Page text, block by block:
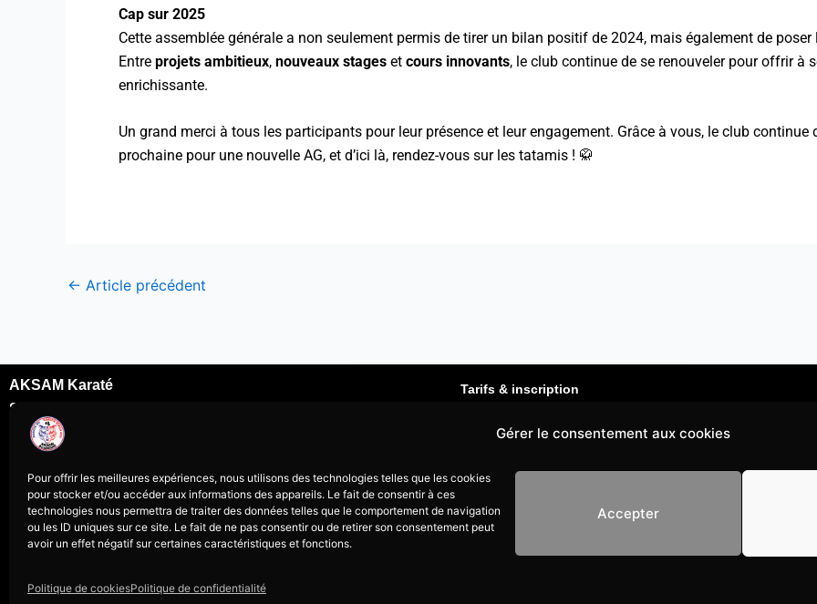
Gérer le consentement aux cookies
Pour offrir les meilleures expériences, nous utilisons des technologies telles que les cookies
pour stocker et/ou accéder aux informations des appareils. Le fait de consentir à ces
technologies nous permettra de traiter des données telles que le comportement de navigation
ou les ID uniques sur ce site. Le fait de ne pas consentir ou de retirer son consentement peut
avoir un effet négatif sur certaines caractéristiques et fonctions.
Accepter
Politique de cookiesPolitique de confidentialité
Cap sur 2025
Cette assemblée générale a non seulement permis de tirer un bilan positif de 2024, mais également de poser
Entre projets ambitieux, nouveaux stages et cours innovants, le club continue de se renouveler pour offrir à
enrichissante.
Un grand merci à tous les participants pour leur présence et leur engagement. Grâce à vous, le club continue
prochaine pour une nouvelle AG, et d’ici là, rendez-vous sur les tatamis ! 🥋
← Article précédent
AKSAM Karaté
Stade de Soisy
Dojo David Douillet
Rue du docteur Schweitzer
95230 Soisy sous Montmorency
karatesoisy95@gmail.com
07 69 24 09 69
Tarifs & inscription
Le professeur de Karaté MMA
Le professeur de Full Contact
Tous droits réservés à l’association Aksam Karaté de Soisy-sous-Montmorency, Andilly, Margency